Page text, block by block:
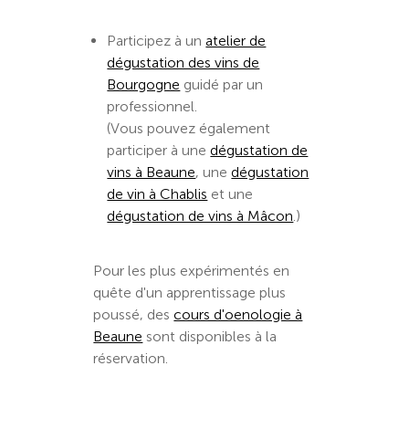
Participez à unatelier de
dégustation des vins de
Bourgogne guidé par un
professionnel.
(Vous pouvez également
participer à une dégustation de
vins à Beaune, une dégustation
de vin à Chablis et une
dégustation de vins à Mâcon.)
Pour les plus expérimentés en
quête d'un apprentissage plus
poussé, descours d'oenologie à
Beaune sont disponibles à la
réservation.